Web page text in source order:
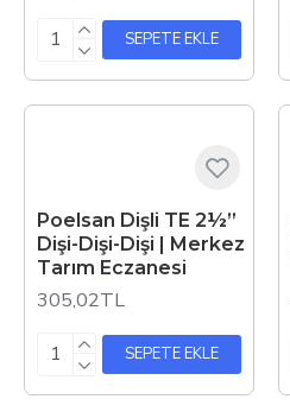
SEPETE EKLE
Poelsan Dişli TE 2½”
Dişi-Dişi-Dişi | Merkez
Tarım Eczanesi
305,02TL
SEPETE EKLE